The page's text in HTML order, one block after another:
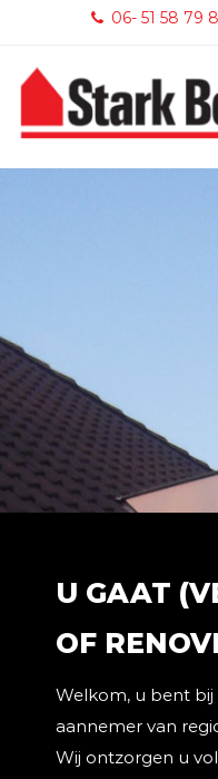
06- 51 58 79
U GAAT
OF
Welkom, u bent bij
aannemer van
Wij ontzorgen u